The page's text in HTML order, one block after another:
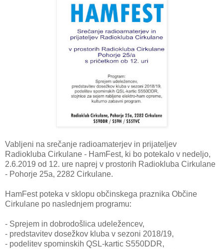
Vabljeni na srečanje radioamaterjev in prijateljev
Radiokluba Cirkulane - HamFest, ki bo potekalo v nedeljo,
2.6.2019 od 12. ure naprej v prostorih Radiokluba Cirkulane
- Pohorje 25a, 2282 Cirkulane.
HamFest poteka v sklopu občinskega praznika Občine
Cirkulane po naslednjem programu:
- Sprejem in dobrodošlica udeležencev,
- predstavitev dosežkov kluba v sezoni 2018/19,
- podelitev spominskih QSL-kartic S550DDR,